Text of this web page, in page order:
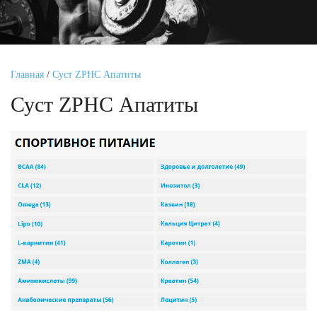
Главная / Суст ZPHC Апатиты
Суст ZPHC Апатиты